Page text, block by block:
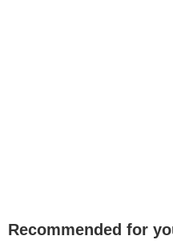
Recommended for